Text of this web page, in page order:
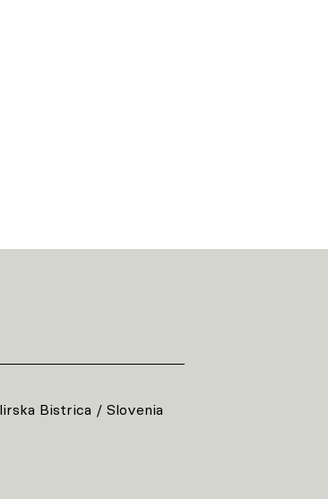
Bistrica / Slovenia